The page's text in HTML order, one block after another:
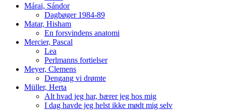
Márai, Sándor
Dagbøger 1984-89
Matar, Hisham
En forsvindens anatomi
Mercier, Pascal
Lea
Perlmanns fortielser
Meyer, Clemens
Dengang vi drømte
Müller, Herta
Alt hvad jeg har, bærer jeg hos mig
I dag havde jeg helst ikke mødt mig selv